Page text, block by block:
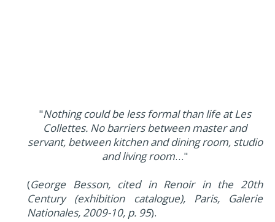
"Nothing could be less formal than life at Les
Collettes. No barriers between master and
servant, between kitchen and dining room, studio
and living room…"
(George Besson, cited in Renoir in the 20th
Century (exhibition catalogue), Paris, Galerie
Nationales, 2009-10, p. 95).